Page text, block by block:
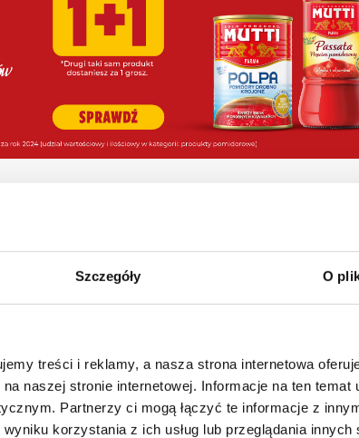
Szczegóły O
treści i reklamy, a nasza strona internetowa
naszej stronie internetowej. Informacje na ten temat
Partnerzy ci mogą łączyć te informacje z
korzystania z ich usług lub przeglądania innych
2 lub więcej sztuk tego samego Produktu
Produkty biorące udział w promocji:
Pomidory drobno krojone 400g;
Passata przecier pomidorowy 700 g;
Koncentrat pomidorowy 130 g
r.włącznie lub do wyczerpania zapasów produktów